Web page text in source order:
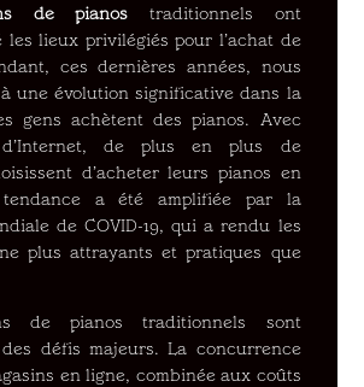
de pianos
traditionnels ont
les lieux privilégiés pour l’achat de
ces dernières années, nous
à une évolution significative dans la
gens achètent des pianos. Avec
d’Internet, de plus en plus de
d’acheter leurs pianos en
a été amplifiée par la
de COVID-19, qui a rendu les
plus attrayants et pratiques que
de pianos traditionnels sont
défis majeurs. La concurrence
en ligne, combinée aux coûts